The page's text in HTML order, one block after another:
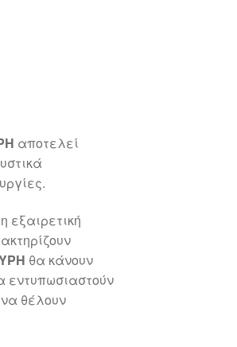
αποτελεί
εξαιρετική
θα κάνουν
εντυπωσιαστούν
θέλουν